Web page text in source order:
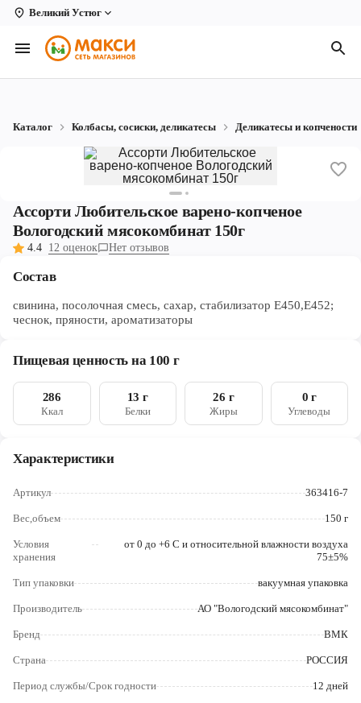
Великий Устюг
Вологда
Архангельск
Коряжма
Котлас
Новодвинск
Рыбинск
Череповец
Ярославль
Каталог Колбасы, сосиски, деликатесы Деликатесы и копчености
Ассорти Любительское варено-копченое
Вологодский мясокомбинат 150г
4.4 12 оценок Нет отзывов
Состав
свинина, посолочная смесь, сахар, стабилизатор Е450,Е452;
чеснок, пряности, ароматизаторы
Пищевая ценность на 100 г
286
Ккал
13 г
Белки
26 г
Жиры
0 г
Углеводы
Характеристики
Артикул 363416-7
Вес,объем 150 г
Условия
хранения
от 0 до +6 С и относительной влажности воздуха
75±5%
Тип упаковки вакуумная упаковка
Производитель АО "Вологодский мясокомбинат"
Бренд ВМК
Страна РОССИЯ
Период службы/Срок годности 12 дней